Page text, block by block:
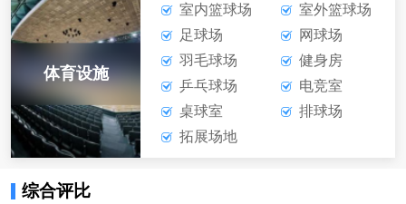
体育设施
室内篮球场
室外篮球场
足球场
网球场
羽毛球场
健身房
乒乓球场
电竞室
桌球室
排球场
拓展场地
综合评比